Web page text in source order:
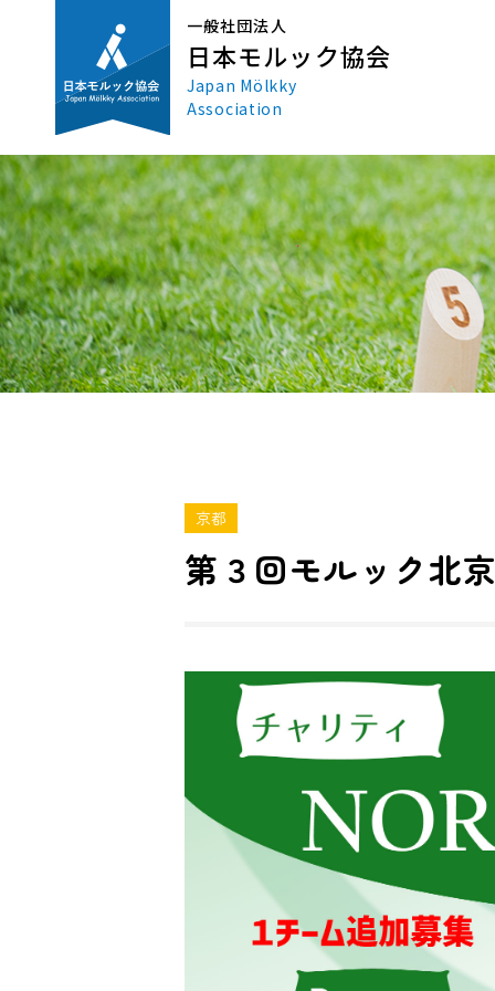
一般社団法人
日本モルック協会
Japan Mölkky
Association
京都
第３回モルック北